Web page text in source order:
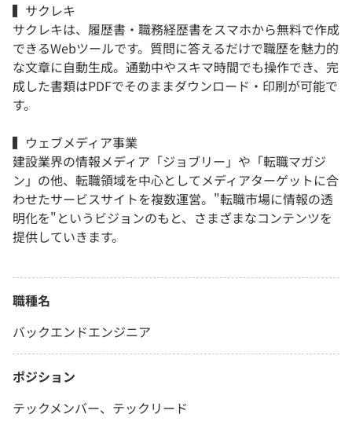
▍サクレキ
サクレキは、履歴書・職務経歴書をスマホから無料で作成
できるWebツールです。質問に答えるだけで職歴を魅力的
な文章に自動生成。通勤中やスキマ時間でも操作でき、完
成した書類はPDFでそのままダウンロード・印刷が可能で
す。
▍ウェブメディア事業
建設業界の情報メディア「ジョブリー」や「転職マガジ
ン」の他、転職領域を中心としてメディアターゲットに合
わせたサービスサイトを複数運営。"転職市場に情報の透
明化を"というビジョンのもと、さまざまなコンテンツを
提供していきます。
職種名
バックエンドエンジニア
ポジション
テックメンバー、テックリード